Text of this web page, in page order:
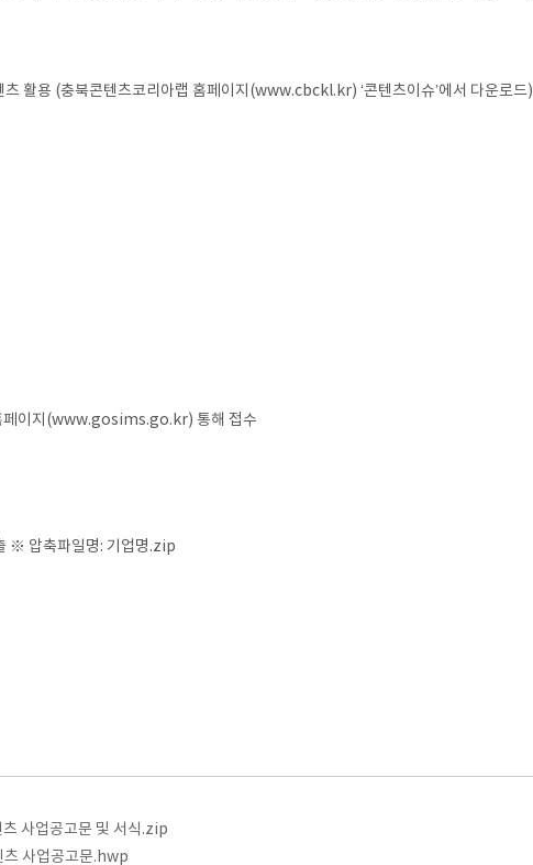
활용 (충북콘텐츠코리아랩 홈페이지(www.cbckl.kr) ‘콘텐츠이슈’에서 다운로드)
페이지(www.gosims.go.kr) 통해 접수
※ 압축파일명: 기업명.zip
사업공고문 및 서식.zip
츠 사업공고문.hwp